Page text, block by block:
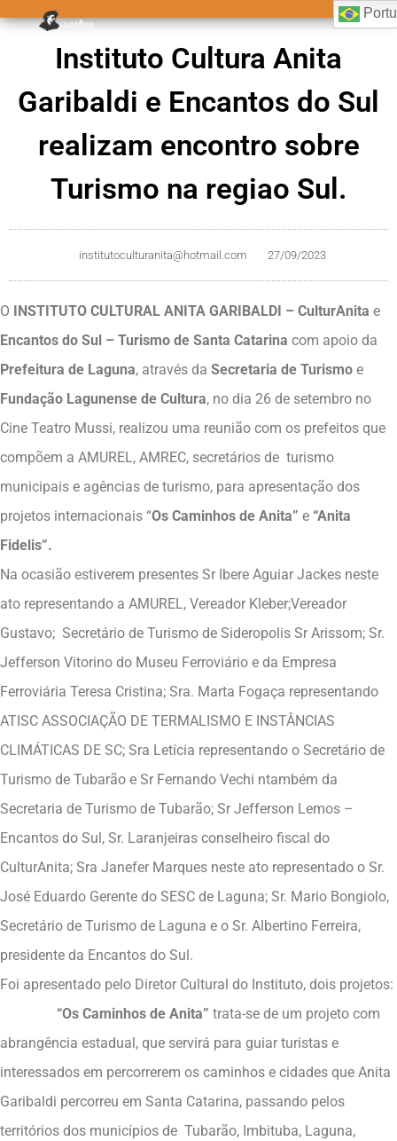
Instituto Cultura Anita
Garibaldi e Encantos do Sul
realizam encontro sobre
Turismo na regiao Sul.
institutoculturanita@hotmail.com 27/09/2023
O INSTITUTO CULTURAL ANITA GARIBALDI – CulturAnita e
Encantos do Sul – Turismo de Santa Catarina com apoio da
Prefeitura de Laguna, através da Secretaria de Turismo e
Fundação Lagunense de Cultura, no dia 26 de setembro no
Cine Teatro Mussi, realizou uma reunião com os prefeitos que
compõem a AMUREL, AMREC, secretários de turismo
municipais e agências de turismo, para apresentação dos
projetos internacionais “Os Caminhos de Anita” e “Anita
Fidelis”.
Na ocasião estiverem presentes Sr Ibere Aguiar Jackes neste
ato representando a AMUREL, Vereador Kleber;Vereador
Gustavo; Secretário de Turismo de Sideropolis Sr Arissom; Sr.
Jefferson Vitorino do Museu Ferroviário e da Empresa
Ferroviária Teresa Cristina; Sra. Marta Fogaça representando
ATISC ASSOCIAÇÃO DE TERMALISMO E INSTÂNCIAS
CLIMÁTICAS DE SC; Sra Letícia representando o Secretário de
Turismo de Tubarão e Sr Fernando Vechi ntambém da
Secretaria de Turismo de Tubarão; Sr Jefferson Lemos –
Encantos do Sul, Sr. Laranjeiras conselheiro fiscal do
CulturAnita; Sra Janefer Marques neste ato representado o Sr.
José Eduardo Gerente do SESC de Laguna; Sr. Mario Bongiolo,
Secretário de Turismo de Laguna e o Sr. Albertino Ferreira,
presidente da Encantos do Sul.
Foi apresentado pelo Diretor Cultural do Instituto, dois projetos:
“Os Caminhos de Anita” trata-se de um projeto com
abrangência estadual, que servirá para guiar turistas e
interessados em percorrerem os caminhos e cidades que Anita
Garibaldi percorreu em Santa Catarina, passando pelos
territórios dos municípios de Tubarão, Imbituba, Laguna,